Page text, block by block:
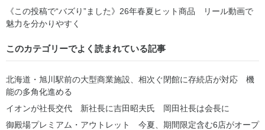
《この投稿で“バズり”ました》26年春夏ヒット商品 リール動画で
魅力を分かりやすく
このカテゴリーでよく読まれている記事
北海道・旭川駅前の大型商業施設、相次ぐ閉館に存続店が対応 機
能の多角化進める
イオンが社長交代 新社長に吉田昭夫氏 岡田社長は会長に
御殿場プレミアム・アウトレット 今夏、期間限定含む6店がオープ